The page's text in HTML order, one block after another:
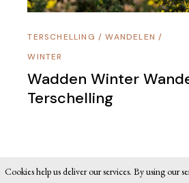
TERSCHELLING /WANDELEN /
WINTER
Wadden Winter
Terschelling
Cookies help us deliver our services. By using our